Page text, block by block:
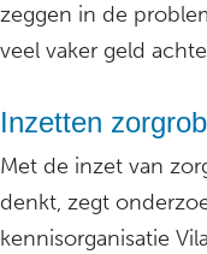
zeggen in de
veel vaker geld
Inzetten
Met de inzet van
denkt, zegt
kennisorganisatie